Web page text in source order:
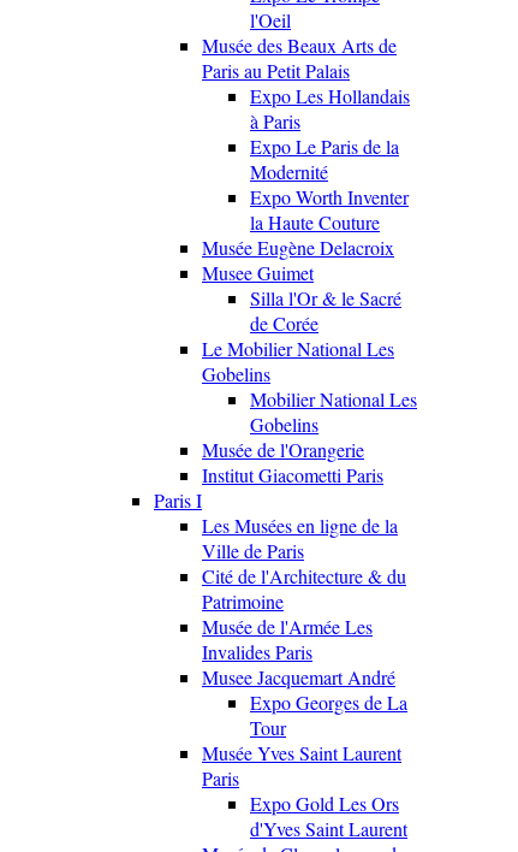
l'Oeil
Musée des Beaux Arts de
Paris au Petit Palais
Expo Les Hollandais
à Paris
Expo Le Paris de la
Modernité
Expo Worth Inventer
la Haute Couture
Musée Eugène Delacroix
Musee Guimet
Silla l'Or & le Sacré
de Corée
Le Mobilier National Les
Gobelins
Mobilier National Les
Gobelins
Musée de l'Orangerie
Institut Giacometti Paris
Paris I
Les Musées en ligne de la
Ville de Paris
Cité de l'Architecture & du
Patrimoine
Musée de l'Armée Les
Invalides Paris
Musee Jacquemart André
Expo Georges de La
Tour
Musée Yves Saint Laurent
Paris
Expo Gold Les Ors
d'Yves Saint Laurent